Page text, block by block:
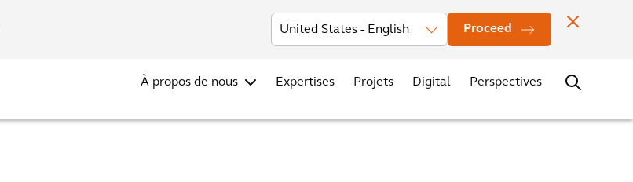
Proceed
Investisseurs News Localisation des bureaux Contacts
À propos de nous Expertises Projets Digital Perspectives